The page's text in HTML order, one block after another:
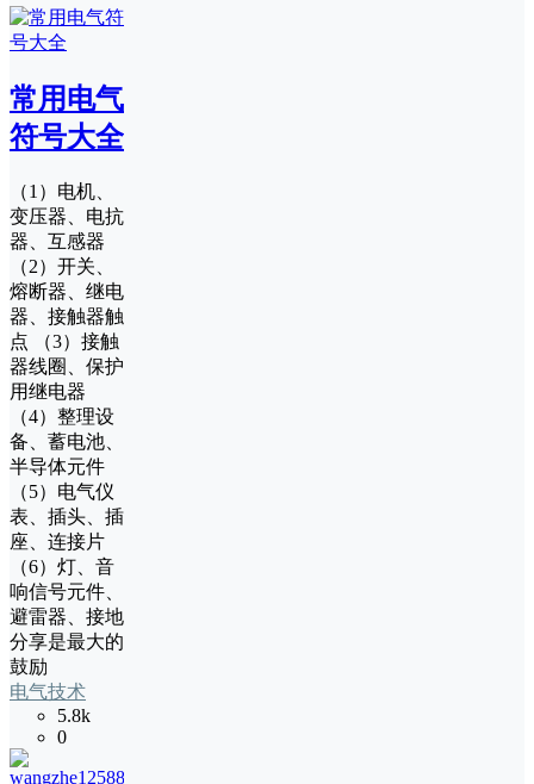
常用电气
符号大全
（1）电机、
变压器、电抗
器、互感器
（2）开关、
熔断器、继电
器、接触器触
点 （3）接触
器线圈、保护
用继电器
（4）整理设
备、蓄电池、
半导体元件
（5）电气仪
表、插头、插
座、连接片
（6）灯、音
响信号元件、
避雷器、接地
分享是最大的
鼓励
电气技术
5.8k
0